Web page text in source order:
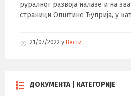
руралног развоја налазе и на
страници Општине Ћуприја, у
21/07/2022 у Вести
ДОКУМЕНТА | КАТЕГОРИЈЕ